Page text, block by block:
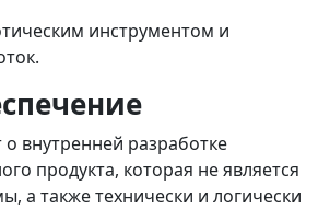
инструментом и
внутренней разработке
продукта, которая не является
а также технически и логически